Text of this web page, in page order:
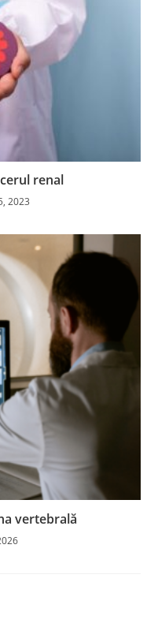
renal
2023
vertebrală